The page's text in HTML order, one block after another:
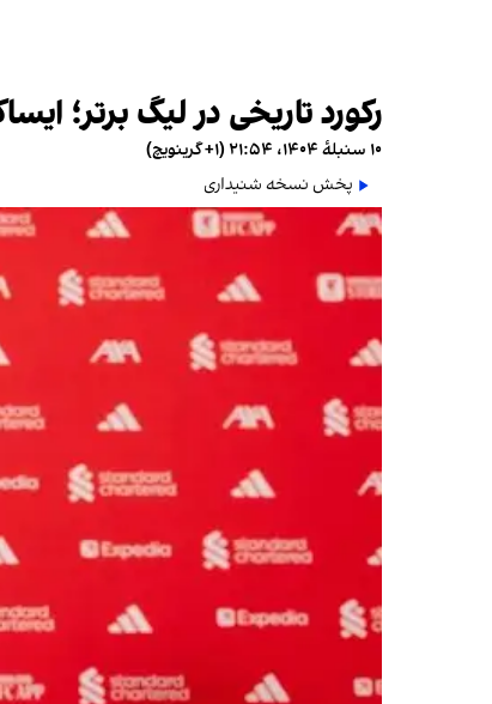
رکورد تاریخی در لیگ برتر؛ ایساک با قرارداد ۱۷۵ میلیون
۱۰ سنبلهٔ ۱۴۰۴، ۲۱:۵۴ (‎+۱ گرینویچ)
پخش نسخه شنیداری